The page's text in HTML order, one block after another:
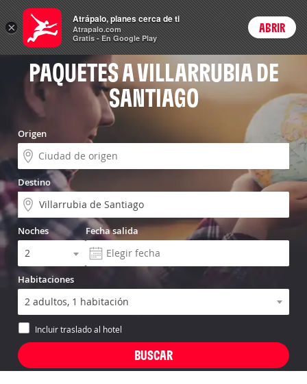
Vuelo+Hotel Login
PAQUETES A VILLARRUBIA DE
SANTIAGO
Origen
Destino
Noches Fecha salida
Habitaciones
Incluir traslado al hotel
×
Atrápalo, planes cerca de ti
Atrapalo.com
Gratis - En Google Play
ABRIR